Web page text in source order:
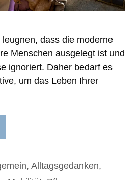
dass die moderne
Menschen ausgelegt ist und
ignoriert. Daher bedarf es
um das Leben Ihrer
, Alltagsgedanken,